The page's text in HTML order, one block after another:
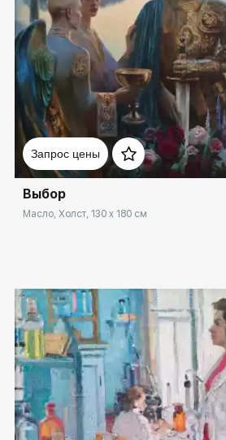
Запрос цены
Домен:
Выбор
Масло, Холст, 130 x 180 см